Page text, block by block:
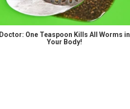
Doctor: One Teaspoon Kills All Worms in
Your Body!